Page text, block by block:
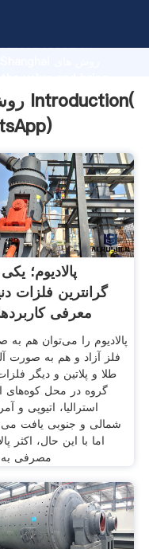
research
روش های بازیابی طلا پالادیوم Introduction(
)
پالادیوم؛ یکی
گرانترین فلزات
معرفی
پالادیوم را می‌توان هم به
فلز آزاد و هم به صورت
طلا و پلاتین و دیگر
گروه در محل کوه‌های
استرالیا، اتیوپی و
شمالی و جنوبی یافت
اما با این حال، اکثر
مصرفی به